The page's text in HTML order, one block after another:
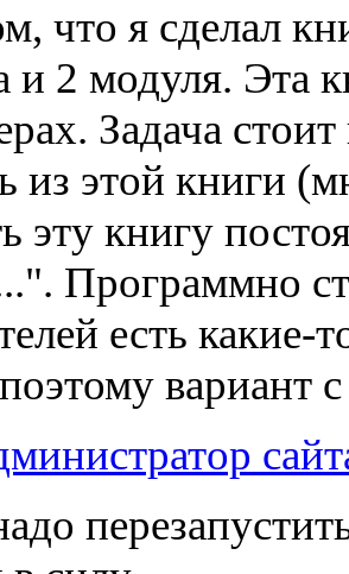
что я сделал
и 2 модуля. Эта
Задача
из этой книги
эту книгу
Программно
есть
вариант